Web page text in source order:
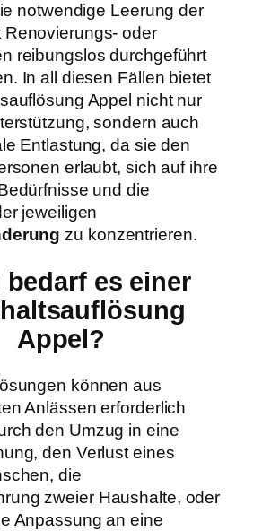
notwendige Leerung der
Renovierungs- oder
reibungslos durchgeführt
In all diesen Fällen bietet
Appel nicht nur
sondern auch
Entlastung, da sie den
erlaubt, sich auf ihre
und die
jeweiligen
zu konzentrieren.
bedarf es einer
Appel?
können aus
Anlässen erforderlich
den Umzug in eine
den Verlust eines
die
zweier Haushalte, oder
Anpassung an eine